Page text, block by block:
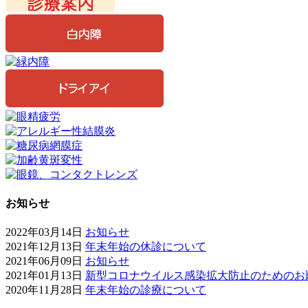
お知らせ
2022年03月14日 お知らせ
2021年12月13日 年末年始の休診について
2021年06月09日 お知らせ
2021年01月13日 新型コロナウイルス感染拡大防止のためのお
2020年11月28日 年末年始の診療について